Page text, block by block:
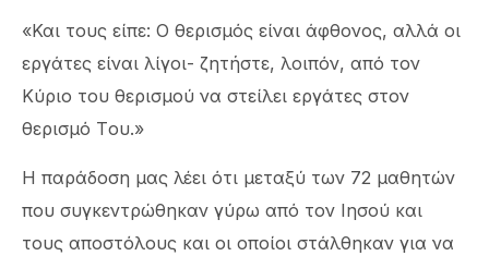
«Και τους είπε: Ο θερισμός είναι άφθονος, αλλά οι
εργάτες είναι λίγοι- ζητήστε, λοιπόν, από τον
Κύριο του θερισμού να στείλει εργάτες στον
θερισμό Tου.»
Η παράδοση μας λέει ότι μεταξύ των 72 μαθητών
που συγκεντρώθηκαν γύρω από τον Ιησού και
τους αποστόλους και οι οποίοι στάλθηκαν για να